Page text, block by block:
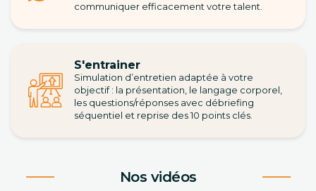
communiquer efficacement votre talent.
S'entrainer
Simulation d’entretien adaptée à votre
objectif : la présentation, le langage corporel,
les questions/réponses avec débriefing
séquentiel et reprise des 10 points clés.
Nos vidéos